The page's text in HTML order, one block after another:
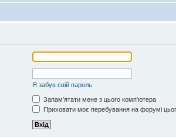
Я забув свій пароль
Запам'ятати мене з цього комп'ютера
Приховати моє перебування на форумі